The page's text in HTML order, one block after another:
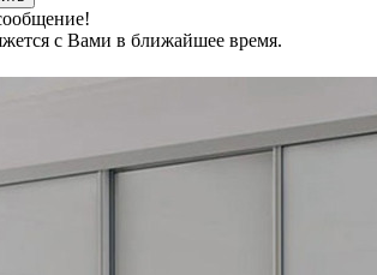
с Вами в ближайшее время.